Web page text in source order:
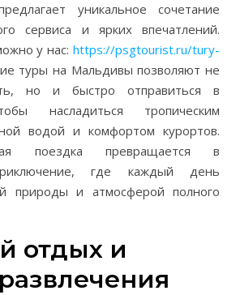
уникальное сочетание
сервиса и ярких впечатлений.
у нас: https://psgtourist.ru/tury-
туры на Мальдивы позволяют не
но и быстро отправиться в
насладиться тропическим
водой и комфортом курортов.
поездка превращается в
где каждый день
природы и атмосферой полного
отдых и